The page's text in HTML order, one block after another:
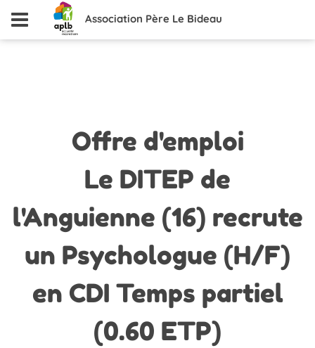
Association Père Le Bideau
Offre d'emploi
Le DITEP de
l'Anguienne (16) recrute
un Psychologue (H/F)
en CDI Temps partiel
(0.60 ETP)